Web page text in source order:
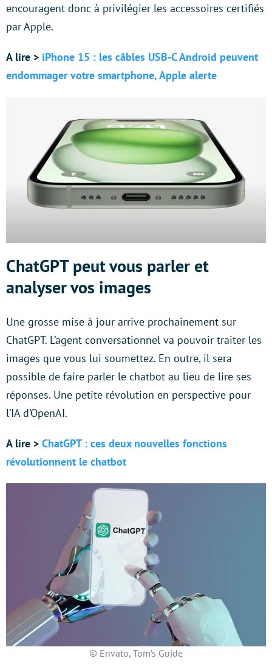
encouragent donc à privilégier les accessoires certifiés
par Apple.
A lire > iPhone 15 : les câbles USB-C Android peuvent
endommager votre smartphone, Apple alerte
ChatGPT peut vous parler et
analyser vos images
Une grosse mise à jour arrive prochainement sur
ChatGPT. L’agent conversationnel va pouvoir traiter les
images que vous lui soumettez. En outre, il sera
possible de faire parler le chatbot au lieu de lire ses
réponses. Une petite révolution en perspective pour
l’IA d’OpenAI.
A lire > ChatGPT : ces deux nouvelles fonctions
révolutionnent le chatbot
© Envato, Tom’s Guide